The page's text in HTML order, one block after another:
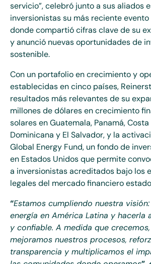
servicio”, celebró junto a sus aliados
inversionistas su más reciente
donde compartió cifras clave de su
y anunció nuevas oportunidades de
sostenible.
Con un portafolio en crecimiento y
establecidas en cinco países,
resultados más relevantes de su
millones de dólares en crecimiento
solares en Guatemala, Panamá,
Dominicana y El Salvador, y la
Global Energy Fund, un fondo de
en Estados Unidos que permite
a inversionistas acreditados bajo los
legales del mercado financiero
“Estamos cumpliendo nuestra
energía en América Latina y hacerla
y confiable. A medida que
mejoramos nuestros procesos,
transparencia y multiplicamos el